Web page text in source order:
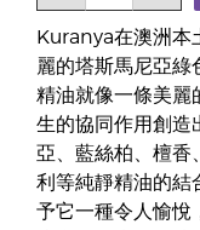
Kuranya在澳洲本
麗的塔斯馬尼亞綠
精油就像一條美麗
生的協同作用創造
亞、藍絲柏、檀香
利等純靜精油的
予它一種令人愉悅